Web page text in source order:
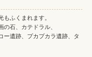
ふくまれます。
石、カテドラル、
ー遺跡、プカプカラ遺跡、タ